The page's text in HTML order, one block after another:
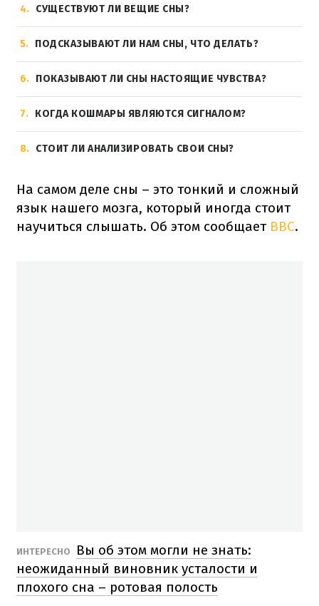
4 СУЩЕСТВУЮТ ЛИ ВЕЩИЕ СНЫ?
5 ПОДСКАЗЫВАЮТ ЛИ НАМ СНЫ, ЧТО ДЕЛАТЬ?
6 ПОКАЗЫВАЮТ ЛИ СНЫ НАСТОЯЩИЕ ЧУВСТВА?
7 КОГДА КОШМАРЫ ЯВЛЯЮТСЯ СИГНАЛОМ?
8 СТОИТ ЛИ АНАЛИЗИРОВАТЬ СВОИ СНЫ?
На самом деле сны – это тонкий и сложный
язык нашего мозга, который иногда стоит
научиться слышать. Об этом сообщает BBC.
ИНТЕРЕСНО
Вы об этом могли не знать:
неожиданный виновник усталости и
плохого сна – ротовая полость